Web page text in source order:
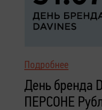
Подробнее
День бренда
ПЕРСОНЕ